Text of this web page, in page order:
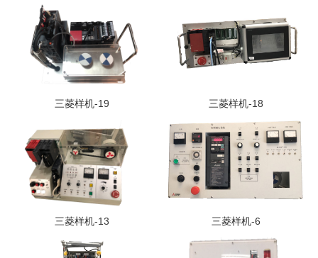
三菱样机-19 三菱样机-18
三菱样机-13 三菱样机-6